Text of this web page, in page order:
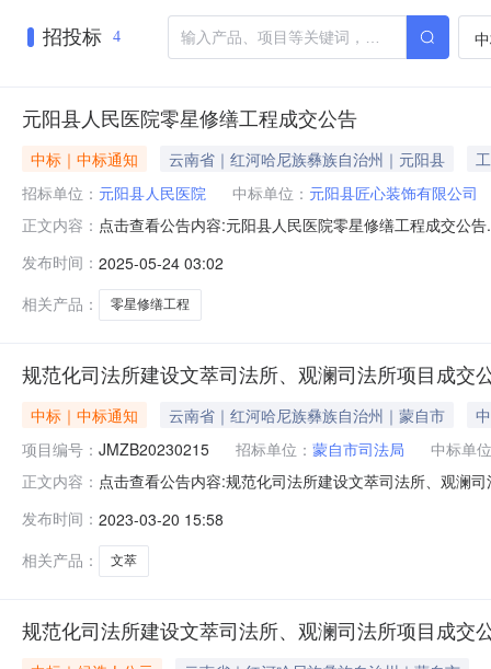
招投标 4
元阳县人民医院零星修缮工程成交公告
中标｜中标通知 云南省｜红河哈尼族彝族自治州｜元阳县
招标单位： 元阳县人民医院 中标单位： 元阳县匠心装饰有限公司
正文内容： 点击查看公告内容:元阳县人民医院零星修缮工程成交公
民医院地址：元阳县叶榕路8号联系人：朱老师电话：
人）：来自的（签名）招标人
发布时间： 2025-05-24 03:02
相关产品：
零星修缮工程
规范化司法所建设文萃司法所、观澜司法所项目成交
中标｜中标通知 云南省｜红河哈尼族彝族自治州｜蒙自市
项目编号： JMZB20230215 招标单位： 蒙自市司法局
中标单
正文内容： 点击查看公告内容:规范化司法所建设文萃司法所、观澜
19.530095万元二、其他：规范化司法所建设文萃司法
自
发布时间： 2023-03-20 15:58
相关产品：
文萃
规范化司法所建设文萃司法所、观澜司法所项目成交